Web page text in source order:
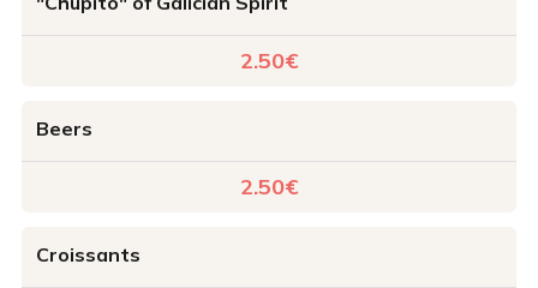
2.50€
Beers
2.50€
Croissants